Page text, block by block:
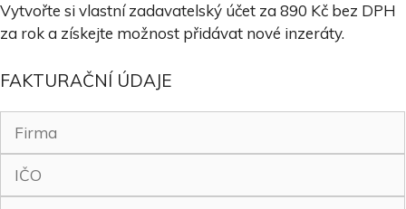
Vytvořte si vlastní zadavatelský účet za 890 Kč bez DPH
za rok a získejte možnost přidávat nové inzeráty.
FAKTURAČNÍ ÚDAJE